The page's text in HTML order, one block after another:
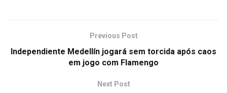
Previous Post
Independiente Medellín jogará sem torcida após caos
em jogo com Flamengo
Next Post